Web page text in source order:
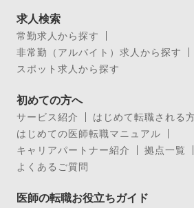
求人検索
常勤求人から探す
非常勤（アルバイト）求人から探す
スポット求人から探す
初めての方へ
サービス紹介
はじめて転職される
はじめての医師転職マニュアル
キャリアパートナー紹介
拠点一覧
よくあるご質問
医師の転職お役立ちガイド